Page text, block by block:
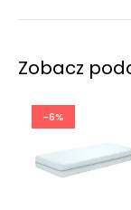
Zobacz
-6%